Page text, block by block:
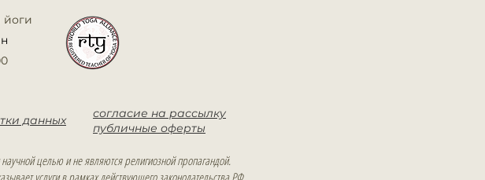
йоги
целью и не являются религиозной пропагандой.
услуги в рамках действующего законодательства РФ.
публичные оферты
данных согласие на рассылку